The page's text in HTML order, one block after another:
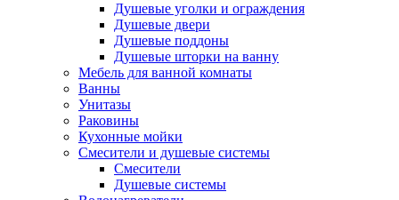
Душевые уголки и ограждения
Душевые двери
Душевые поддоны
Душевые шторки на ванну
Мебель для ванной комнаты
Ванны
Унитазы
Раковины
Кухонные мойки
Смесители и душевые системы
Смесители
Душевые системы